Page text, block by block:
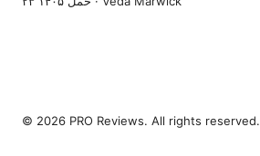
© 2026 PRO Reviews. All rights reserved.